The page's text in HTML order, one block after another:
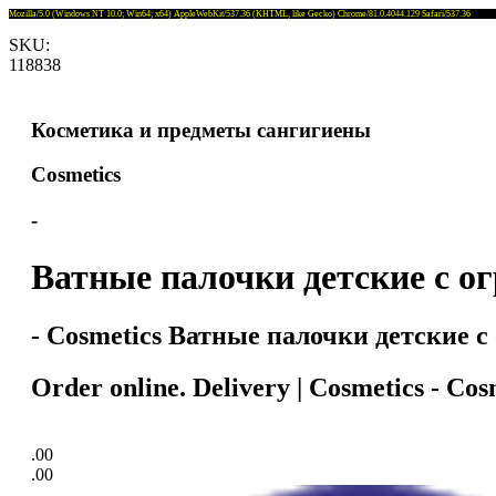
Mozilla/5.0 (Windows NT 10.0; Win64; x64) AppleWebKit/537.36 (KHTML, like Gecko) Chrome/81.0.4044.129 Safari/537.36
SKU:
118838
Косметика и предметы сангигиены
Cosmetics
-
Ватные палочки детские с
- Cosmetics Ватные палочки детские
Order online. Delivery | Cosmetics -
.00
.00